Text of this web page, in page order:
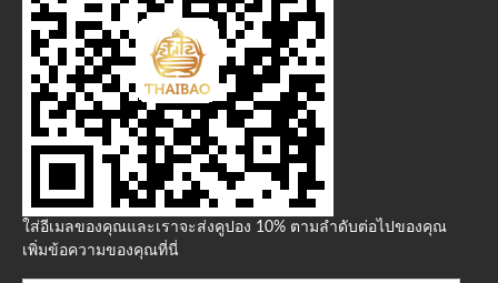
ใส่อีเมลของคุณและเราจะส่งคูปอง 10% ตามลำดับต่อไปของคุณ
เพิ่มข้อความของคุณที่นี่